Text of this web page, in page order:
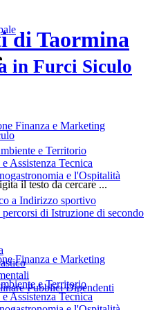
di Taormina
in Furci Siculo
il testo da cercare ...
Finanza e Marketing
e Territorio
Assistenza Tecnica
Finanza e Marketing
e Territorio
Assistenza Tecnica
e l'Ospitalità
a Indirizzo sportivo
percorsi di Istruzione di secondo
Pubblici Dipendenti